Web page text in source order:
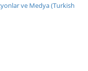
ve Medya (Turkish